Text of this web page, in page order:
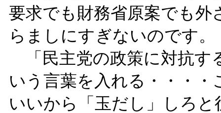
要求でも財務省原案でも
らましにすぎないのです。
「民主党の政策に対抗す
いう言葉を入れる・・・
いいから「玉だし」しろ